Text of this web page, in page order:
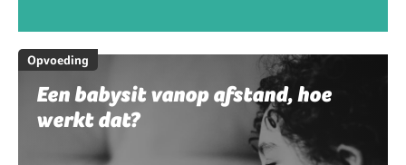
Opvoeding
Een babysit vanop afstand, hoe
werkt dat?